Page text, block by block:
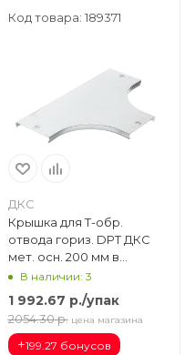
Код товара: 189371
ДКС
Крышка для Т-обр.
отвода гориз. DPT ДКС
мет. осн. 200 мм в
комплекте с метизами и
пластинами PTCE
38044K
В наличии: 3
1 992.67 р./упак
2054.30 р. цена магазина
+199.27 бонусов